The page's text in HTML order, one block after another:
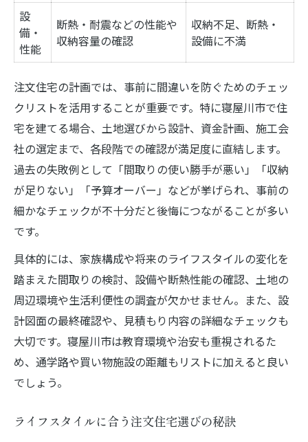
設
備・
性能
断熱・耐震などの性能や
収納容量の確認
収納不足、断熱・
設備に不満
注文住宅の計画では、事前に間違いを防ぐためのチェッ
クリストを活用することが重要です。特に寝屋川市で住
宅を建てる場合、土地選びから設計、資金計画、施工会
社の選定まで、各段階での確認が満足度に直結します。
過去の失敗例として「間取りの使い勝手が悪い」「収納
が足りない」「予算オーバー」などが挙げられ、事前の
細かなチェックが不十分だと後悔につながることが多い
です。
具体的には、家族構成や将来のライフスタイルの変化を
踏まえた間取りの検討、設備や断熱性能の確認、土地の
周辺環境や生活利便性の調査が欠かせません。また、設
計図面の最終確認や、見積もり内容の詳細なチェックも
大切です。寝屋川市は教育環境や治安も重視されるた
め、通学路や買い物施設の距離もリストに加えると良い
でしょう。
ライフスタイルに合う注文住宅選びの秘訣